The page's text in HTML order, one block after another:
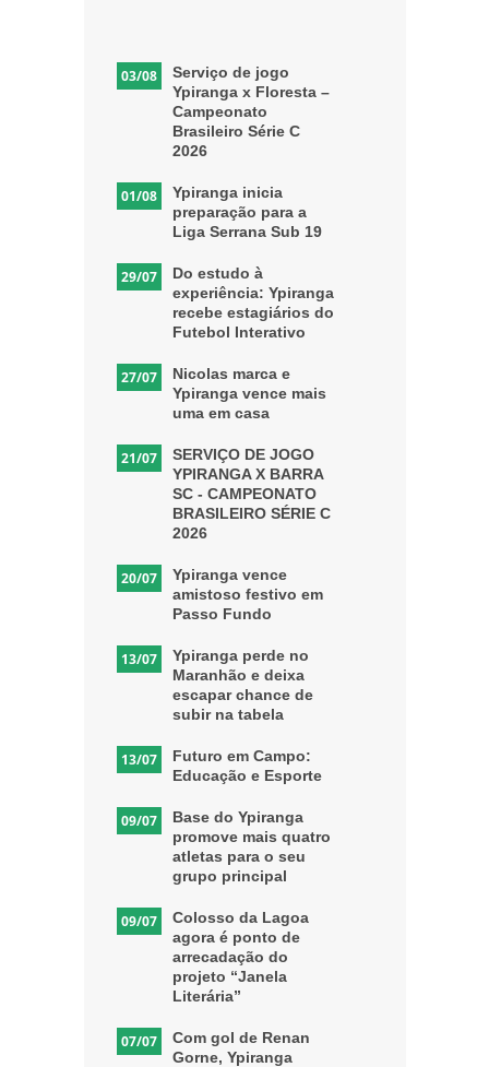
03/08
Serviço de jogo
Ypiranga x Floresta –
Campeonato
Brasileiro Série C
2026
01/08
Ypiranga inicia
preparação para a
Liga Serrana Sub 19
29/07
Do estudo à
experiência: Ypiranga
recebe estagiários do
Futebol Interativo
27/07
Nicolas marca e
Ypiranga vence mais
uma em casa
21/07
SERVIÇO DE JOGO
YPIRANGA X BARRA
SC - CAMPEONATO
BRASILEIRO SÉRIE C
2026
20/07
Ypiranga vence
amistoso festivo em
Passo Fundo
13/07
Ypiranga perde no
Maranhão e deixa
escapar chance de
subir na tabela
13/07
Futuro em Campo:
Educação e Esporte
09/07
Base do Ypiranga
promove mais quatro
atletas para o seu
grupo principal
09/07
Colosso da Lagoa
agora é ponto de
arrecadação do
projeto “Janela
Literária”
07/07
Com gol de Renan
Gorne, Ypiranga